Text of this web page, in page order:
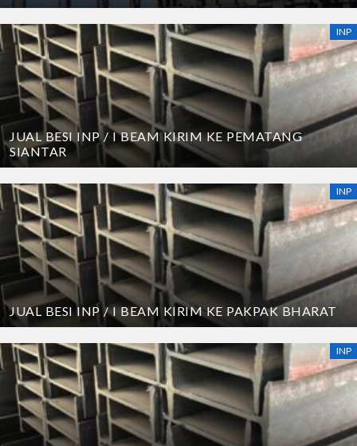
INP
JUAL BESI INP / I BEAM KIRIM KE PEMATANG
SIANTAR
INP
JUAL BESI INP / I BEAM KIRIM KE PAKPAK BHARAT
INP